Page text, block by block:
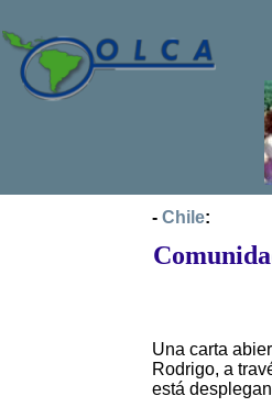
- Chile:
Una carta
Rodrigo, a
está